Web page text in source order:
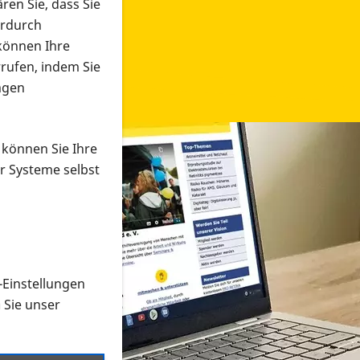
Formaten an
suchen und dieses bestellen bzw. herunterladen
Sie, dass Sie
Ihre
indem Sie
Sie Ihre
Systeme selbst
unser